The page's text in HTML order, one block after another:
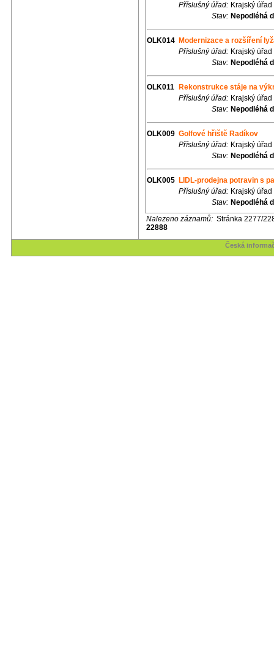
Příslušný úřad: Krajský
Stav: Nepodléhá
OLK014 Modernizace a rozšíření
Příslušný úřad: Krajský
Stav: Nepodléhá
OLK011
Rekonstrukce stáje na
Příslušný úřad: Krajský
Stav: Nepodléhá
OLK009 Golfové hřiště Radíkov
Příslušný úřad: Krajský
Stav: Nepodléhá
OLK005 LIDL-prodejna potravin s
Příslušný úřad: Krajský
Stav: Nepodléhá
Nalezeno záznamů:
22888
Stránka 2277/
Česká